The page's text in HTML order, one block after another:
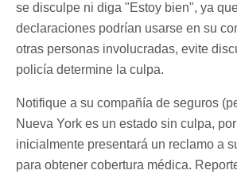
se disculpe ni diga "Estoy bien", ya
declaraciones podrían usarse en su
otras personas involucradas, evite
policía determine la culpa.
Notifique a su compañía de seguros
Nueva York es un estado sin culpa,
inicialmente presentará un reclamo a
para obtener cobertura médica.